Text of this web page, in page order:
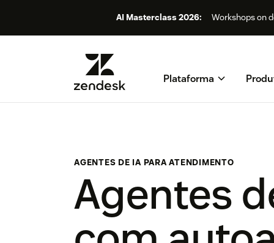
AI Masterclass 2026: Workshops on
Plataforma
AGENTES DE IA PARA ATENDIMENTO
Agentes